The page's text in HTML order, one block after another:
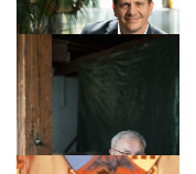
Politika
TÁMOGATÓI
TARTALOM